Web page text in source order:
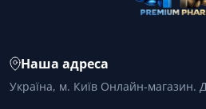
Наша адреса
Україна, м. Київ Онлайн-магазин.